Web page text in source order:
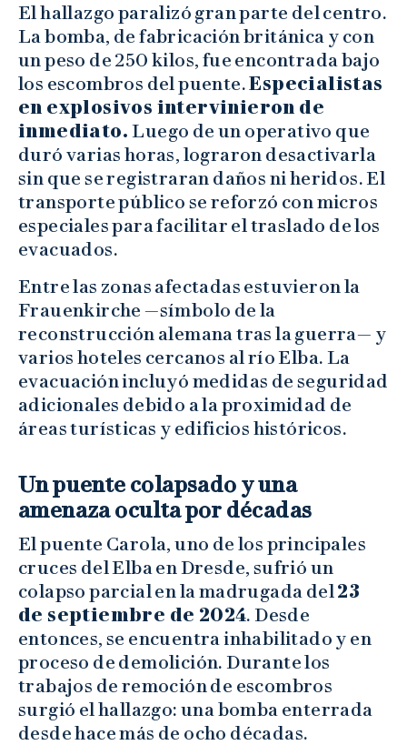
El hallazgo paralizó gran parte del centro.
La bomba, de fabricación británica y con
un peso de 250 kilos, fue encontrada bajo
los escombros del puente.Especialistas
en explosivos intervinieron de
inmediato.Luego de un operativo que
duró varias horas, lograron desactivarla
sin que se registraran daños ni heridos. El
transporte público se reforzó con micros
especiales para facilitar el traslado de los
evacuados.
Entre las zonas afectadas estuvieron la
Frauenkirche —símbolo de la
reconstrucción alemana tras la guerra— y
varios hoteles cercanos al río Elba. La
evacuación incluyó medidas de seguridad
adicionales debido a la proximidad de
áreas turísticas y edificios históricos.
Un puente colapsado y una
amenaza oculta por décadas
El puente Carola, uno de los principales
cruces del Elba en Dresde, sufrió un
colapso parcial en la madrugada del23
de septiembre de 2024. Desde
entonces, se encuentra inhabilitado y en
proceso de demolición. Durante los
trabajos de remoción de escombros
surgió el hallazgo: una bomba enterrada
desde hace más de ocho décadas.